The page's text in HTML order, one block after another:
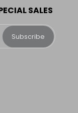
SALES
Subscribe